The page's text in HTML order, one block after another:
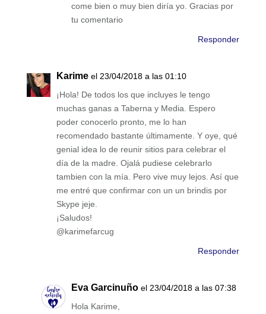
come bien o muy bien diría yo. Gracias por
tu comentario
Responder
Karime el 23/04/2018 a las 01:10
¡Hola! De todos los que incluyes le tengo
muchas ganas a Taberna y Media. Espero
poder conocerlo pronto, me lo han
recomendado bastante últimamente. Y oye, qué
genial idea lo de reunir sitios para celebrar el
día de la madre. Ojalá pudiese celebrarlo
tambien con la mía. Pero vive muy lejos. Así que
me entré que confirmar con un un brindis por
Skype jeje.
¡Saludos!
@karimefarcug
Responder
Eva Garcinuño el 23/04/2018 a las 07:38
Hola Karime,